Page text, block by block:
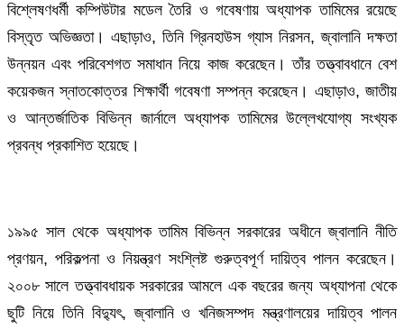
বিশ্লেষণধর্মী কম্পিউটার মডেল তৈরি ও গবেষণায় অধ্যাপক তামিমের রয়েছে
বিস্তৃত অভিজ্ঞতা। এছাড়াও, তিনি গ্রিনহাউস গ্যাস নিরসন, জ্বালানি দক্ষতা
উন্নয়ন এবং পরিবেশগত সমাধান নিয়ে কাজ করেছেন। তাঁর তত্ত্বাবধানে বেশ
কয়েকজন স্নাতকোত্তর শিক্ষার্থী গবেষণা সম্পন্ন করেছেন। এছাড়াও, জাতীয়
ও আন্তর্জাতিক বিভিন্ন জার্নালে অধ্যাপক তামিমের উল্লেখযোগ্য সংখ্যক
প্রবন্ধ প্রকাশিত হয়েছে।
১৯৯৫ সাল থেকে অধ্যাপক তামিম বিভিন্ন সরকারের অধীনে জ্বালানি নীতি
প্রণয়ন, পরিকল্পনা ও নিয়ন্ত্রণ সংশ্লিষ্ট গুরুত্বপূর্ণ দায়িত্ব পালন করেছেন।
২০০৮ সালে তত্ত্বাবধায়ক সরকারের আমলে এক বছরের জন্য অধ্যাপনা থেকে
ছুটি নিয়ে তিনি বিদ্যুৎ, জ্বালানি ও খনিজসম্পদ মন্ত্রণালয়ের দায়িত্ব পালন